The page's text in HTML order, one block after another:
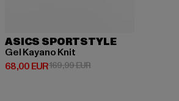
ASICS SPORTSTYLE
Gel Kayano Knit
68,00 EUR
Derzeitiger Preis: 68,00 EUR
169,99 EURAktionspreis: 169,99 EUR